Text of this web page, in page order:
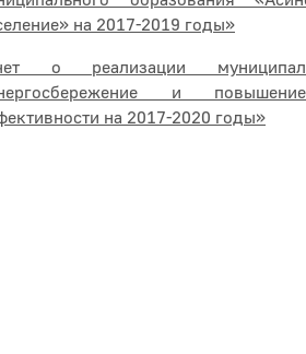
на 2017-2019 годы»
о реализации
и
на 2017-2020 годы»